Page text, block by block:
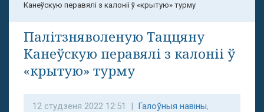
Канеўскую перавялі з калоніі ў «крытую» турму
Палітзняволеную Таццяну
Канеўскую перавялі з калоніі ў
«крытую» турму
12 студзеня 2022 12:51 | Галоўныя навіны,